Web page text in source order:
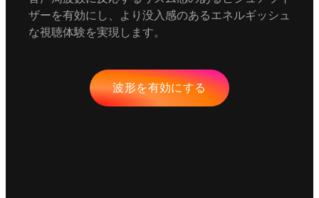
ザーを有効にし、より没入感のあるエネルギッシュ
な視聴体験を実現します。
波形を有効にする